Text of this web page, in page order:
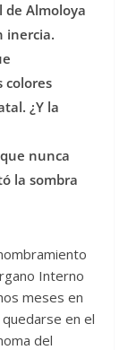
de Almoloya
inercia.
colores
¿Y la
nunca
la sombra
Interno
meses en
en el
del